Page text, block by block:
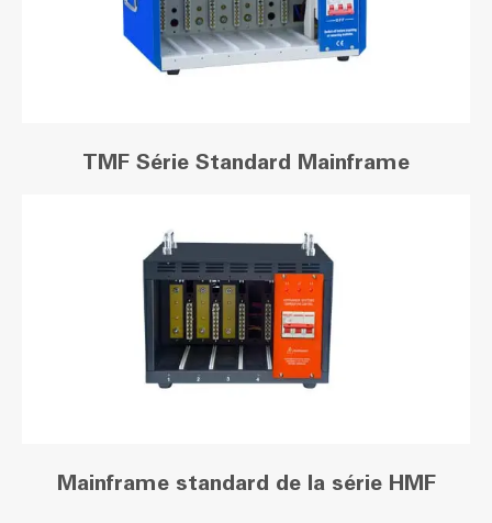
TMF Série Standard Mainframe
Mainframe standard de la série HMF